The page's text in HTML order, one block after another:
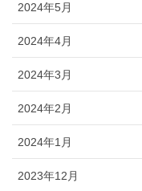
2024年5月
2024年4月
2024年3月
2024年2月
2024年1月
2023年12月